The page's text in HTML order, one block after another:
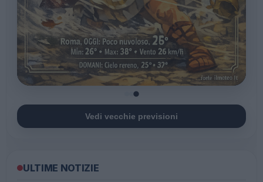
Vedi vecchie previsioni
ULTIME NOTIZIE